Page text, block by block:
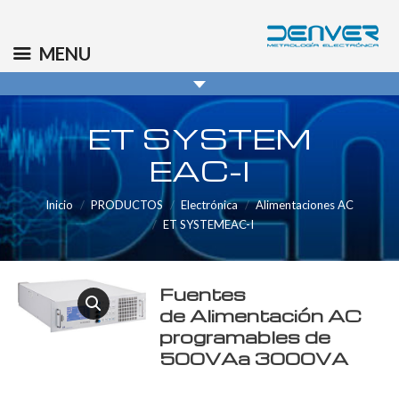
info@denver.es
ET SYSTEM
EAC-I
Inicio PRODUCTOS Electrónica
Alimentaciones AC
ET SYSTEMEAC-I
Fuentes
de Alimentación AC
programables de
500VAa 3000VA
MENU